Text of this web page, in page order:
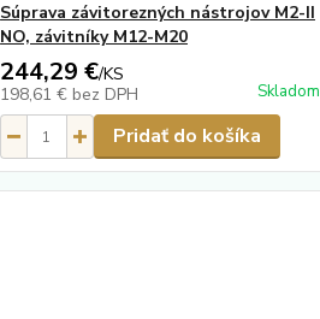
Súprava závitorezných nástrojov M2-II
NO, závitníky M12-M20
244,29 €/KS
198,61 € bez DPH Skladom
Pridať do košíka